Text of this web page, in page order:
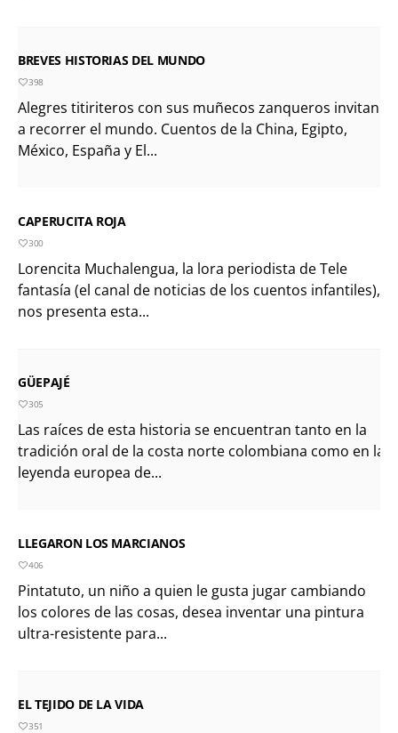
BREVES HISTORIAS DEL MUNDO
398
Alegres titiriteros con sus muñecos zanqueros invitan
a recorrer el mundo. Cuentos de la China, Egipto,
México, España y El...
CAPERUCITA ROJA
300
Lorencita Muchalengua, la lora periodista de Tele
fantasía (el canal de noticias de los cuentos infantiles),
nos presenta esta...
GÜEPAJÉ
305
Las raíces de esta historia se encuentran tanto en la
tradición oral de la costa norte colombiana como en la
leyenda europea de...
LLEGARON LOS MARCIANOS
406
Pintatuto, un niño a quien le gusta jugar cambiando
los colores de las cosas, desea inventar una pintura
ultra-resistente para...
EL TEJIDO DE LA VIDA
351